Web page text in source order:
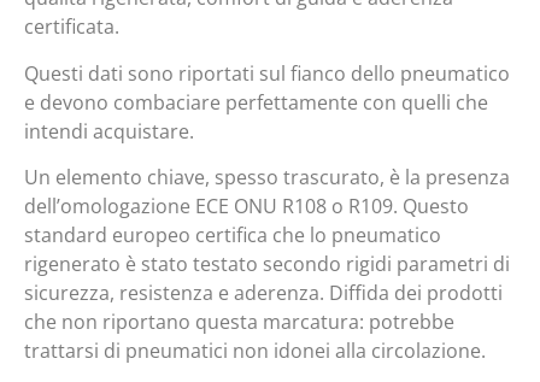
certificata.
Questi dati sono riportati sul fianco dello pneumatico
e devono combaciare perfettamente con quelli che
intendi acquistare.
Un elemento chiave, spesso trascurato, è la presenza
dell’omologazione ECE ONU R108 o R109. Questo
standard europeo certifica che lo pneumatico
rigenerato è stato testato secondo rigidi parametri di
sicurezza, resistenza e aderenza. Diffida dei prodotti
che non riportano questa marcatura: potrebbe
trattarsi di pneumatici non idonei alla circolazione.